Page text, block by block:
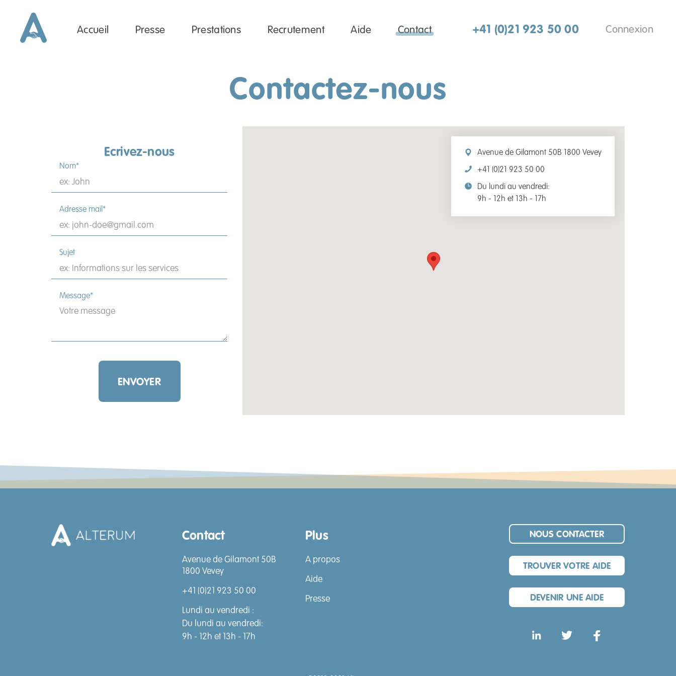
Accueil Presse Prestations Recrutement Aide Contact +41 (0)21 923 50 00 Connexion
Contactez-nous
Ecrivez-nous
Nom*
Adresse mail*
Sujet
Message*
Avenue de Gilamont 50B 1800 Vevey
+41 (0)21 923 50 00
Du lundi au vendredi:
9h - 12h et 13h - 17h
Contact
Avenue de Gilamont 50B
1800 Vevey
+41 (0)21 923 50 00
Lundi au vendredi :
Du lundi au vendredi:
9h - 12h et 13h - 17h
Plus
A propos
Aide
Presse
NOUS CONTACTER
TROUVER VOTRE AIDE
DEVENIR UNE AIDE